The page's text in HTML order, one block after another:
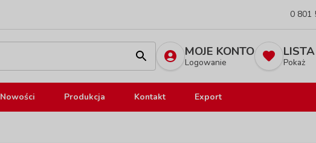
0 801
MOJE KONTO
Logowanie Pokaż
Nowości Produkcja Kontakt Export